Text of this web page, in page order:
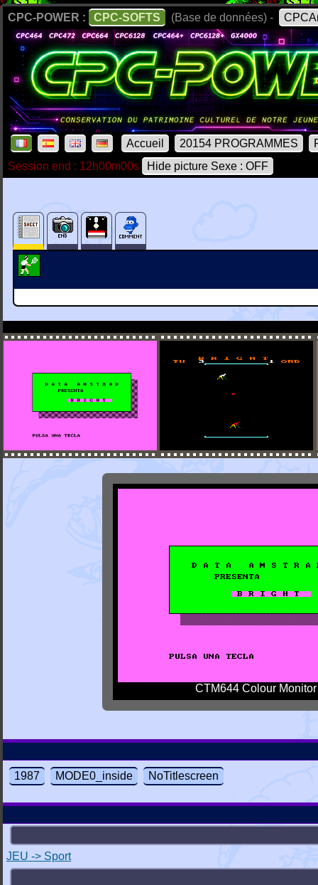
CPC-POWER : CPC-SOFTS (Base de données) -
Accueil 20154 PROGRAMMES
Session end : 12h00m00s
Hide picture Sexe : OFF
CTM644 Colour Monitor
1987 MODE0_inside NoTitlescreen
JEU -> Sport